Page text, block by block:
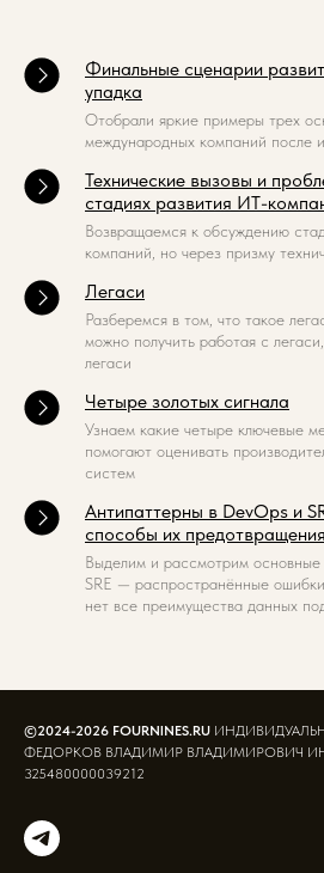
Финальные сценарии
упадка
Отобрали яркие примеры трех
международных компаний после
Технические вызовы и
стадиях развития ИТ-
Возвращаемся к обсуждению
компаний, но через призму
Легаси
Разберемся в том, что такое
можно получить работая с
легаси
Четыре золотых сигнала
Узнаем какие четыре ключевые
помогают оценивать
систем
Антипаттерны в DevOps и
способы их предотвращения
Выделим и рассмотрим
SRE — распространённые
нет все преимущества данных
©2024-2026 FOURNINES.RU
ФЕДОРКОВ ВЛАДИМИР ВЛАДИМИРОВИЧ
325480000039212